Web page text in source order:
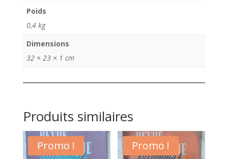
Poids
0,4 kg
Dimensions
32 × 23 × 1 cm
Produits similaires
Promo ! Promo !